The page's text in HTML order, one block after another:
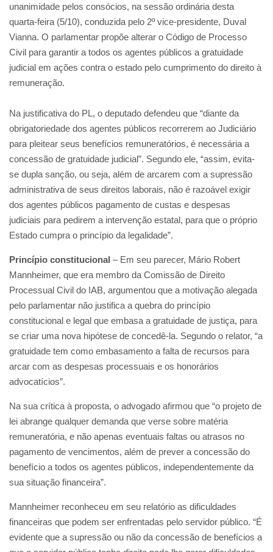
unanimidade pelos consócios, na sessão ordinária desta
quarta-feira (5/10), conduzida pelo 2º vice-presidente, Duval
Vianna. O parlamentar propõe alterar o Código de Processo
Civil para garantir a todos os agentes públicos a gratuidade
judicial em ações contra o estado pelo cumprimento do direito à
remuneração.
Na justificativa do PL, o deputado defendeu que “diante da
obrigatoriedade dos agentes públicos recorrerem ao Judiciário
para pleitear seus benefícios remuneratórios, é necessária a
concessão de gratuidade judicial”. Segundo ele, “assim, evita-
se dupla sanção, ou seja, além de arcarem com a supressão
administrativa de seus direitos laborais, não é razoável exigir
dos agentes públicos pagamento de custas e despesas
judiciais para pedirem a intervenção estatal, para que o próprio
Estado cumpra o princípio da legalidade”.
Princípio constitucional – Em seu parecer, Mário Robert
Mannheimer, que era membro da Comissão de Direito
Processual Civil do IAB, argumentou que a motivação alegada
pelo parlamentar não justifica a quebra do princípio
constitucional e legal que embasa a gratuidade de justiça, para
se criar uma nova hipótese de concedê-la. Segundo o relator, “a
gratuidade tem como embasamento a falta de recursos para
arcar com as despesas processuais e os honorários
advocatícios”.
Na sua crítica à proposta, o advogado afirmou que “o projeto de
lei abrange qualquer demanda que verse sobre matéria
remuneratória, e não apenas eventuais faltas ou atrasos no
pagamento de vencimentos, além de prever a concessão do
benefício a todos os agentes públicos, independentemente da
sua situação financeira”.
Mannheimer reconheceu em seu relatório as dificuldades
financeiras que podem ser enfrentadas pelo servidor público. “É
evidente que a supressão ou não da concessão de benefícios a